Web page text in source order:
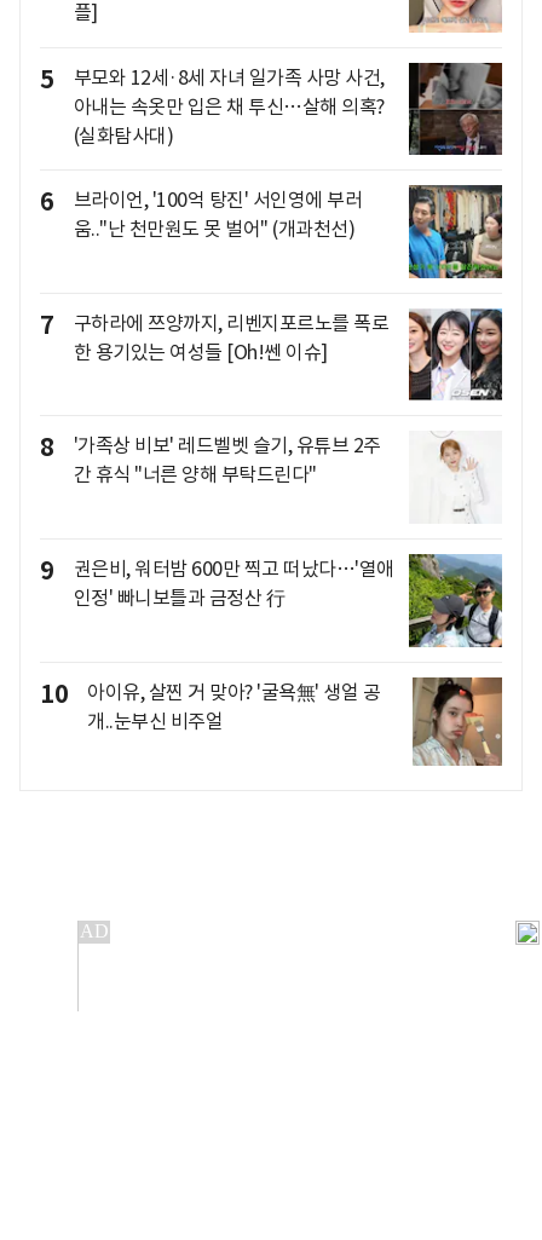
플]
5
부모와 12세·8세 자녀 일가족 사망 사건,
아내는 속옷만 입은 채 투신…살해 의혹?
(실화탐사대)
6
브라이언, '100억 탕진' 서인영에 부러
움.."난 천만원도 못 벌어" (개과천선)
7
구하라에 쯔양까지, 리벤지포르노를 폭로
한 용기있는 여성들 [Oh!쎈 이슈]
8
'가족상 비보' 레드벨벳 슬기, 유튜브 2주
간 휴식 "너른 양해 부탁드린다"
9
권은비, 워터밤 600만 찍고 떠났다…'열애
인정' 빠니보틀과 금정산 行
10
아이유, 살찐 거 맞아? '굴욕無' 생얼 공
개..눈부신 비주얼